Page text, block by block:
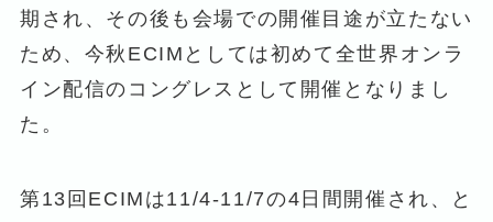
期され、その後も会場での開催目途が立たない
ため、今秋ECIMとしては初めて全世界オンラ
イン配信のコングレスとして開催となりまし
た。
第13回ECIMは11/4-11/7の4日間開催され、と